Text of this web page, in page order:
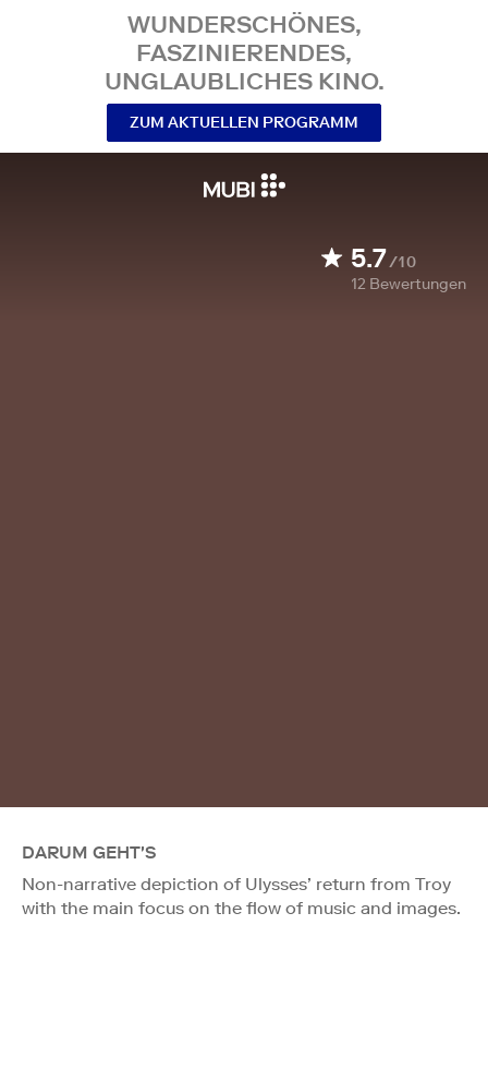
WUNDERSCHÖNES,
FASZINIERENDES,
UNGLAUBLICHES KINO.
ZUM AKTUELLEN PROGRAMM
5.7/10
12 Bewertungen
DARUM GEHT'S
Non-narrative depiction of Ulysses’ return from Troy
with the main focus on the flow of music and images.